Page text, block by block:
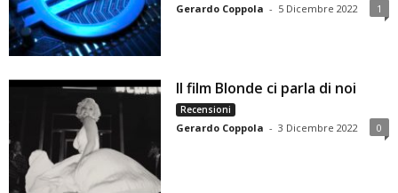
Gerardo Coppola - 5 Dicembre 2022 1
Il film Blonde ci parla di noi
Recensioni
Gerardo Coppola - 3 Dicembre 2022 0